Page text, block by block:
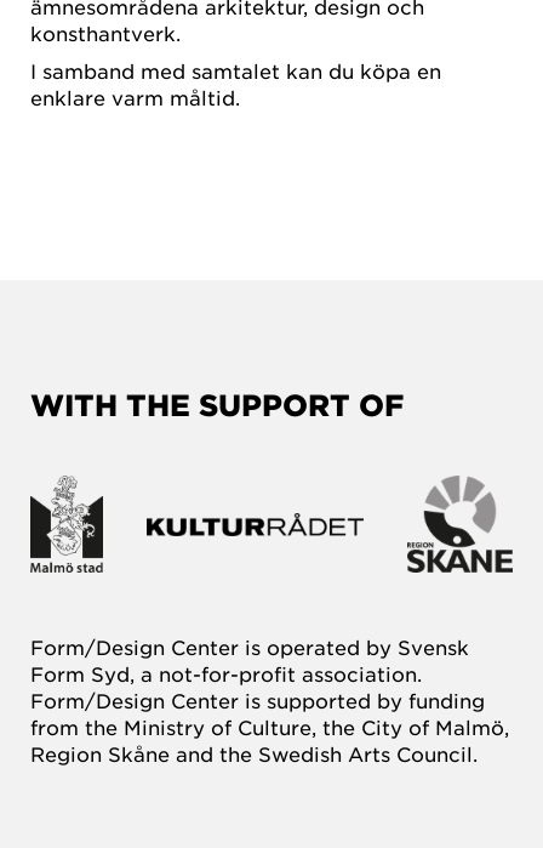
ämnesområdena arkitektur, design och
konsthantverk.
I samband med samtalet kan du köpa en
enklare varm måltid.
WITH THE SUPPORT OF
Form/Design Center is operated by Svensk
Form Syd, a not-for-profit association.
Form/Design Center is supported by funding
from the Ministry of Culture, the City of Malmö,
Region Skåne and the Swedish Arts Council.